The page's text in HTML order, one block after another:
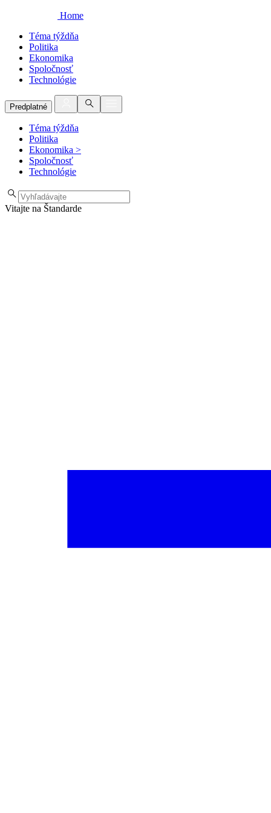
Home
Téma týždňa
Politika
Ekonomika
Spoločnosť
Technológie
Predplatné
Téma týždňa
Politika
Ekonomika >
Spoločnosť
Technológie
Vitajte na Štandarde